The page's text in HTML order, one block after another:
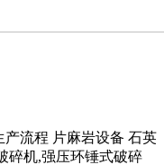
流程 片麻岩设备 石英
碎机,强压环锤式破碎